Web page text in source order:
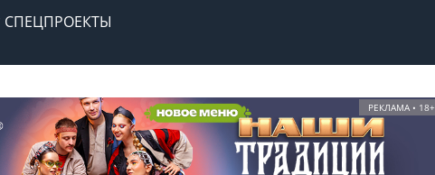
СПЕЦПРОЕКТЫ
РЕКЛАМА • 18+